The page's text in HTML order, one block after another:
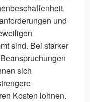
und
sind. Bei starker
sich
Kosten lohnen.